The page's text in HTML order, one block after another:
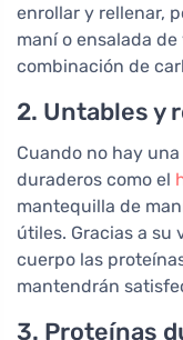
enrollar y rellenar,
maní o ensalada
combinación de
2. Untables y
Cuando no hay
duraderos como el
mantequilla de
útiles. Gracias a
cuerpo las
mantendrán
3. Proteínas